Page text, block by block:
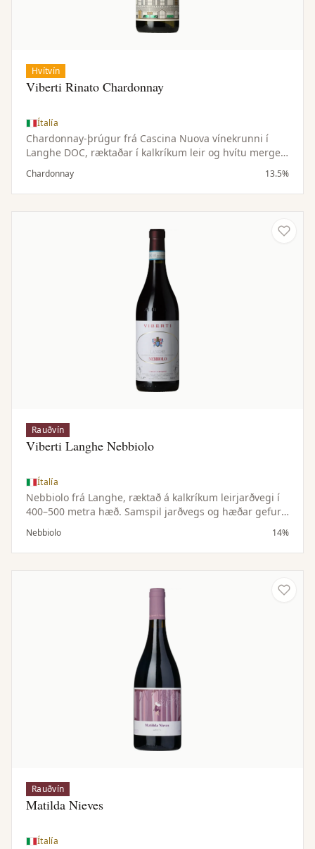
Hvítvín
Viberti Rinato Chardonnay
Ítalía
Chardonnay-þrúgur frá Cascina Nuova vínekrunni í
Langhe DOC, ræktaðar í kalkríkum leir og hvítu mergeli
í 450 metra hæð. Suðvesturhalli og sjálfbær ræktun
gefa ferska sýru og fínan ilm.
Chardonnay 13.5%
Rauðvín
Viberti Langhe Nebbiolo
Ítalía
Nebbiolo frá Langhe, ræktað á kalkríkum leirjarðvegi í
400–500 metra hæð. Samspil jarðvegs og hæðar gefur
þrúgunni einkennandi sýru og tannínbyggingu.
Nebbiolo 14%
Rauðvín
Matilda Nieves
Ítalía